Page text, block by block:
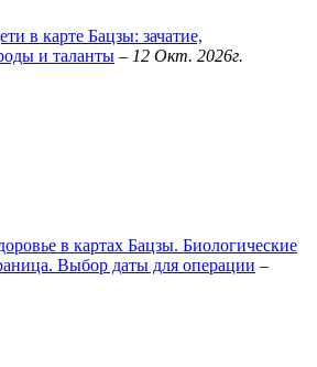
в карте Бацзы: зачатие,
и таланты – 12 Окт. 2026г.
в картах Бацзы. Биологические
Выбор даты для операции –